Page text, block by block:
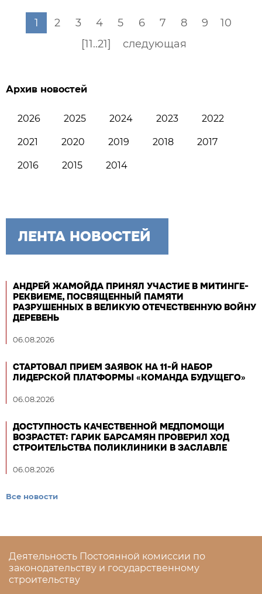
1 2 3 4 5 6 7 8 9
10
[11..21]
следующая
Архив новостей
2026 2025 2024 2023 2022
2021 2020 2019 2018 2017
2016 2015 2014
ЛЕНТА НОВОСТЕЙ
АНДРЕЙ ЖАМОЙДА ПРИНЯЛ УЧАСТИЕ В МИТИНГЕ-
РЕКВИЕМЕ, ПОСВЯЩЕННЫЙ ПАМЯТИ
РАЗРУШЕННЫХ В ВЕЛИКУЮ ОТЕЧЕСТВЕННУЮ ВОЙНУ
ДЕРЕВЕНЬ
06.08.2026
СТАРТОВАЛ ПРИЕМ ЗАЯВОК НА 11-Й НАБОР
ЛИДЕРСКОЙ ПЛАТФОРМЫ «КОМАНДА БУДУЩЕГО»
06.08.2026
ДОСТУПНОСТЬ КАЧЕСТВЕННОЙ МЕДПОМОЩИ
ВОЗРАСТЕТ: ГАРИК БАРСАМЯН ПРОВЕРИЛ ХОД
СТРОИТЕЛЬСТВА ПОЛИКЛИНИКИ В ЗАСЛАВЛЕ
06.08.2026
Все новости
Деятельность Постоянной комиссии по
законодательству и государственному
строительству